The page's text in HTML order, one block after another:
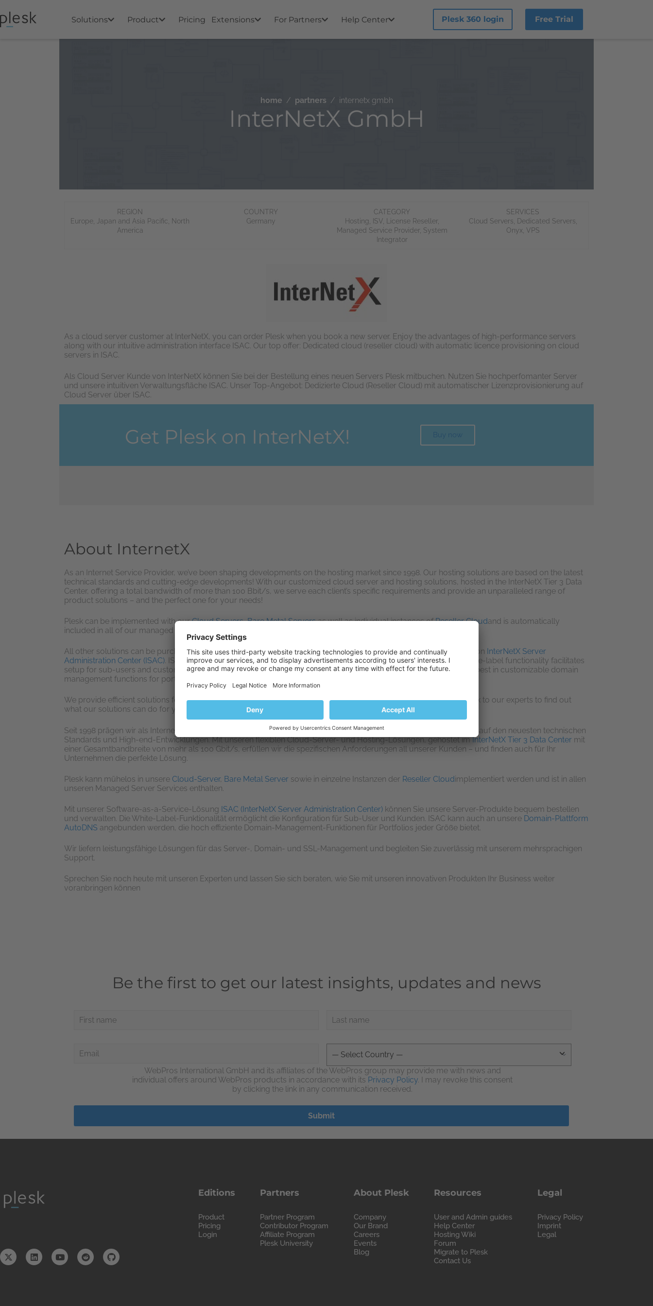
Solutions Product Pricing Extensions For Partners Help Center Plesk 360 login Free Trial
home partners internetx gmbh
InterNetX GmbH
REGION
Europe
Japan and Asia Pacific North
America
COUNTRY
Germany
CATEGORY
Hosting ISV, License Reseller,
Managed Service Provider, System
Integrator
SERVICES
Cloud Servers Dedicated Servers
Onyx VPS
As a cloud server customer at InterNetX, you can order Plesk when you book a new server. Enjoy the advantages of high-performance servers
along with our intuitive administration interface ISAC. Our top offer: Dedicated cloud (reseller cloud) with automatic licence provisioning on cloud
servers in ISAC.
Als Cloud Server Kunde von InterNetX können Sie bei der Bestellung eines neuen Servers Plesk mitbuchen. Nutzen Sie hochperfomanter Server
und unsere intuitiven Verwaltungsfläche ISAC. Unser Top-Angebot: Dedizierte Cloud (Reseller Cloud) mit automatischer Lizenzprovisionierung auf
Cloud Server über ISAC.
Get Plesk on InterNetX! Buy now
About InternetX
As an Internet Service Provider, we’ve been shaping developments on the hosting market since 1998. Our hosting solutions are based on the latest
technical standards and cutting-edge developments! With our customized cloud server and hosting solutions, hosted in the InterNetX Tier 3 Data
Center, offering a total bandwidth of more than 100 Bbit/s, we serve each client’s specific requirements and provide an unparalleled range of
product solutions – and the perfect one for your needs!
Plesk can be implemented with ourCloud Servers,Bare Metal Serversas well as individual instances ofReseller Cloudand is automatically
included in all of our managed server services.
All other solutions can be purchased according to requirements and managed via our software-as-a-service solution InterNetX Server
Administration Center (ISAC) . ISAC enables efficient online management of all InterNetX server products and the white-label functionality facilitates
setup for sub-users and customers. It can be configured to connect to our domain platform AutoDNS , offering the best in customizable domain
management functions for portfolios of all sizes.
We provide efficient solutions for server, domain and SSL management and offer reliable multilingual support. Speak to our experts to find out
what our solutions can do for your business!
Seit 1998 prägen wir als Internet Service Provider die Branche entscheidend mit. Unsere Hosting-Lösungen basieren auf den neuesten technischen
Standards und High-end-Entwicklungen. Mit unseren flexiblen Cloud-Server- und Hosting-Lösungen, gehostet imInterNetX Tier 3 Data Center mit
einer Gesamtbandbreite von mehr als 100 Gbit/s, erfüllen wir die spezifischen Anforderungen all unserer Kunden – und finden auch für Ihr
Unternehmen die perfekte Lösung.
Plesk kann mühelos in unsere Cloud-Server, Bare Metal Server sowie in einzelne Instanzen der Reseller Cloudimplementiert werden und ist in allen
unseren Managed Server Services enthalten.
Mit unserer Software-as-a-Service-Lösung ISAC (InterNetX Server Administration Center) können Sie unsere Server-Produkte bequem bestellen
und verwalten. Die White-Label-Funktionalität ermöglicht die Konfiguration für Sub-User und Kunden. ISAC kann auch an unsere Domain-Plattform
AutoDNS angebunden werden, die hoch effiziente Domain-Management-Funktionen für Portfolios jeder Größe bietet.
Wir liefern leistungsfähige Lösungen für das Server-, Domain- und SSL-Management und begleiten Sie zuverlässig mit unserem mehrsprachigen
Support.
Sprechen Sie noch heute mit unseren Experten und lassen Sie sich beraten, wie Sie mit unseren innovativen Produkten Ihr Business weiter
voranbringen können
Be the first to get our latest insights, updates and news
WebPros International GmbH and its affiliates of the WebPros group may provide me with news and
individual offers around WebPros products in accordance with its Privacy Policy . I may revoke this consent
by clicking the link in any communication received.
Editions
Product
Pricing
Login
Partners
Partner Program
Contributor Program
Affiliate Program
Plesk University
About Plesk
Company
Our Brand
Careers
Events
Blog
Resources
User and Admin guides
Help Center
Hosting Wiki
Forum
Migrate to Plesk
Contact Us
Legal
Privacy Policy
Imprint
Legal